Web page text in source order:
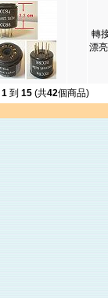
轉
漂
1 到 15 (共42個商品)